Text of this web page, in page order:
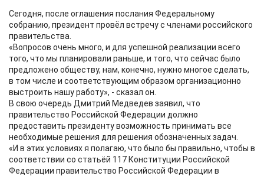
Сегодня, после оглашения послания Федеральному
собранию, президент провёл встречу с членами российского
правительства.
«Вопросов очень много, и для успешной реализации всего
того, что мы планировали раньше, и того, что сейчас было
предложено обществу, нам, конечно, нужно многое сделать,
в том числе и соответствующим образом организационно
выстроить нашу работу», - сказал он.
В свою очередь Дмитрий Медведев заявил, что
правительство Российской Федерации должно
предоставить президенту возможность принимать все
необходимые решения для решения обозначенных задач.
«И в этих условиях я полагаю, что было бы правильно, чтобы в
соответствии со статьёй 117 Конституции Российской
Федерации правительство Российской Федерации в